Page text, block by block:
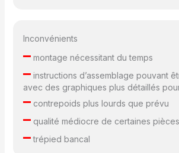
Inconvénients
– montage nécessitant du temps
– instructions d’assemblage pouvant
avec des graphiques plus détaillés
– contrepoids plus lourds que prévu
– qualité médiocre de certaines
–trépied bancal